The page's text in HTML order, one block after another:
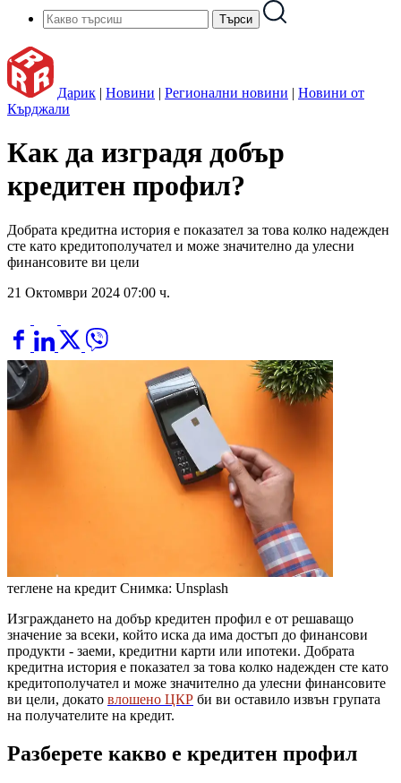
Дарик | Новини | Регионални новини | Новини от
Кърджали
Как да изградя добър
кредитен профил?
Добрата кредитна история е показател за това колко надежден
сте като кредитополучател и може значително да улесни
финансовите ви цели
21 Октомври 2024 07:00 ч.
теглене на кредит Снимка: Unsplash
Изграждането на добър кредитен профил е от решаващо
значение за всеки, който иска да има достъп до финансови
продукти - заеми, кредитни карти или ипотеки. Добрата
кредитна история е показател за това колко надежден сте като
кредитополучател и може значително да улесни финансовите
ви цели, докато влошено ЦКР би ви оставило извън групата
на получателите на кредит.
Разберете какво е кредитен профил